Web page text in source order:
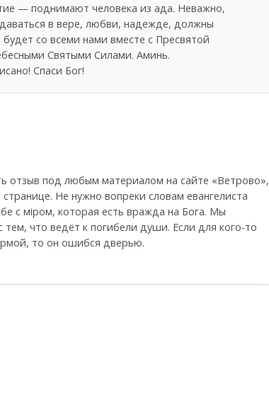
— поднимают человека из ада. Неважно,
в вере, любви, надежде, должны
со всеми нами вместе с Пресвятой
Святыми Силами. Аминь.
Спаси Бог!
отзыв под любым материалом на сайте «Ветрово»,
Не нужно вопреки словам евангелиста
с мiром, которая есть вражда на Бога. Мы
что ведёт к погибели души. Если для кого-то
то он ошибся дверью.